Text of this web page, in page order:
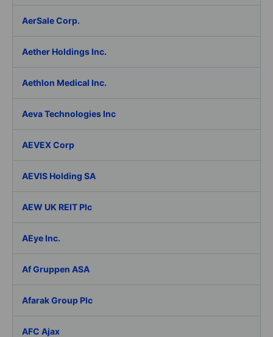
AerSale Corp.
Aether Holdings Inc.
Aethlon Medical Inc.
Aeva Technologies Inc
AEVEX Corp
AEVIS Holding SA
AEW UK REIT Plc
AEye Inc.
Af Gruppen ASA
Afarak Group Plc
AFC Ajax